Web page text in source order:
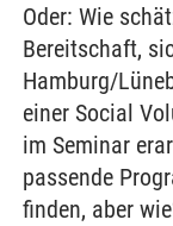
Oder: Wie
Bereitschaft,
Hamburg/
einer Social
im Seminar
passende
finden, aber